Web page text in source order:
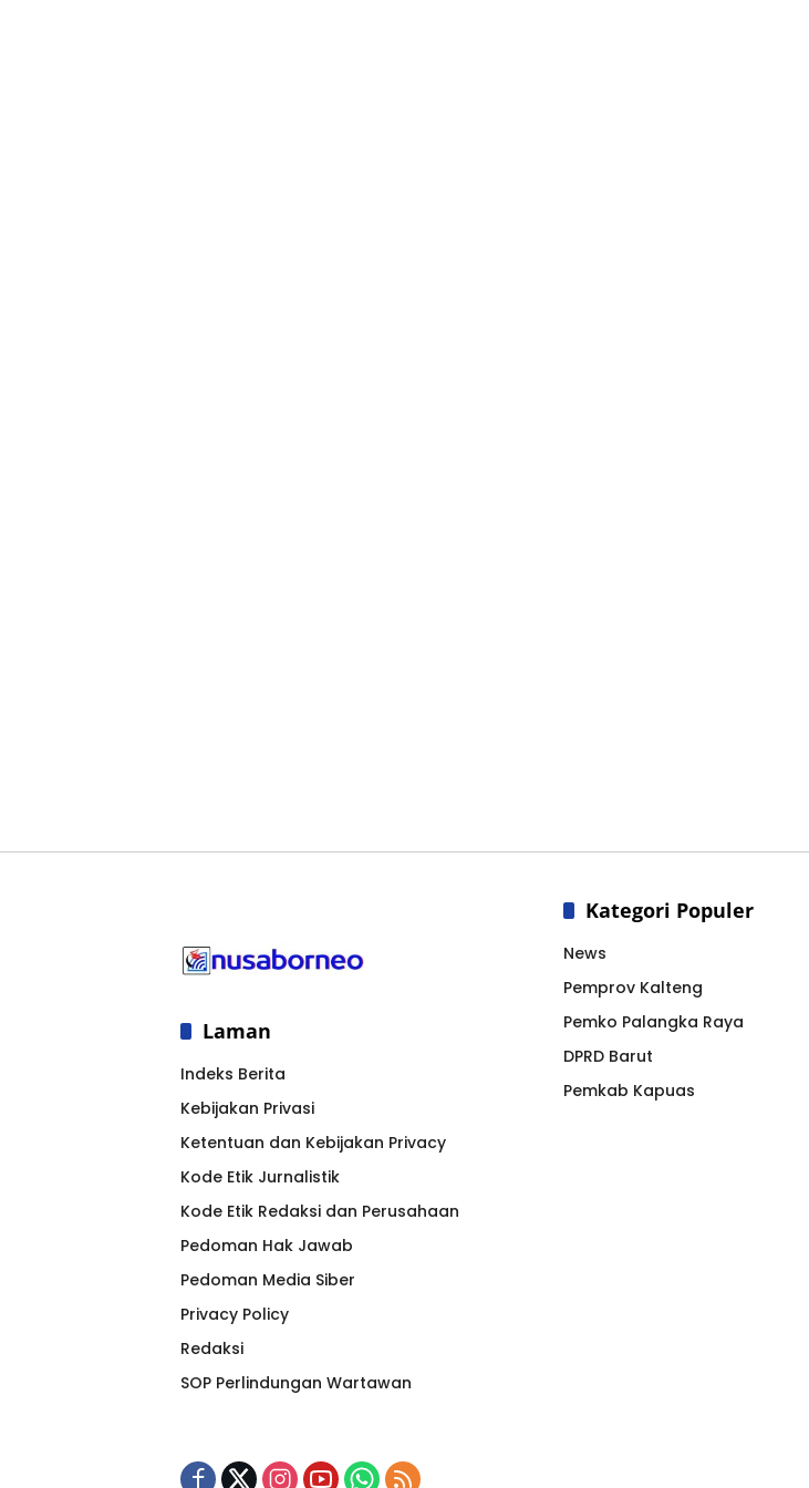
Laman
Indeks Berita
Kebijakan Privasi
Ketentuan dan Kebijakan Privacy
Kode Etik Jurnalistik
Kode Etik Redaksi dan Perusahaan
Pedoman Hak Jawab
Pedoman Media Siber
Privacy Policy
Redaksi
SOP Perlindungan Wartawan
Kategori Populer
News
Pemprov Kalteng
Pemko Palangka Raya
DPRD Barut
Pemkab Kapuas